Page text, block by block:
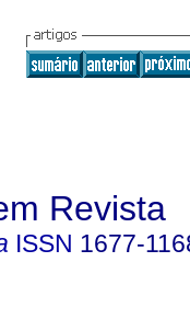
Revista
ISSN 1677-